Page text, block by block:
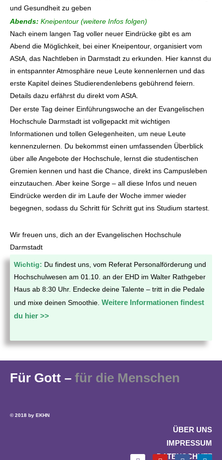
und Gesundheit zu geben
Abends: Kneipentour (weitere Infos folgen)
Nach einem langen Tag voller neuer Eindrücke gibt es am
Abend die Möglichkeit, bei einer Kneipentour, organisiert vom
AStA, das Nachtleben in Darmstadt zu erkunden. Hier kannst du
in entspannter Atmosphäre neue Leute kennenlernen und das
erste Kapitel deines Studierendenlebens gebührend feiern.
Details dazu erfährst du direkt vom AStA.
Der erste Tag deiner Einführungswoche an der Evangelischen
Hochschule Darmstadt ist vollgepackt mit wichtigen
Informationen und tollen Gelegenheiten, um neue Leute
kennenzulernen. Du bekommst einen umfassenden Überblick
über alle Angebote der Hochschule, lernst die studentischen
Gremien kennen und hast die Chance, direkt ins Campusleben
einzutauchen. Aber keine Sorge – all diese Infos und neuen
Eindrücke werden dir im Laufe der Woche immer wieder
begegnen, sodass du Schritt für Schritt gut ins Studium startest.
Wir freuen uns, dich an der Evangelischen Hochschule
Darmstadt
Wichtig: Du findest uns, vom Referat Personalförderung und
Hochschulwesen am 01.10. an der EHD im Walter Rathgeber
Haus ab 8:30 Uhr. Endecke deine Talente – tritt in die Pedale
und mixe deinen Smoothie. Weitere Informationen findest
du hier >>
Für Gott – für die Menschen
© 2018 by EKHN
ÜBER UNS
IMPRESSUM
DATENSCHUTZ